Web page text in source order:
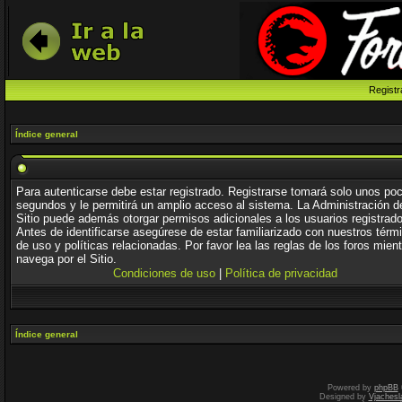
Índice general
Para autenticarse debe estar registrado. Registrarse tomará solo unos
segundos y le permitirá un amplio acceso al sistema. La Administración
Sitio puede además otorgar permisos adicionales a los usuarios
Antes de identificarse asegúrese de estar familiarizado con nuestros
de uso y políticas relacionadas. Por favor lea las reglas de los foros
navega por el Sitio.
Condiciones de uso
Política de privacidad
Índice general
Powered by phpBB
Designed by